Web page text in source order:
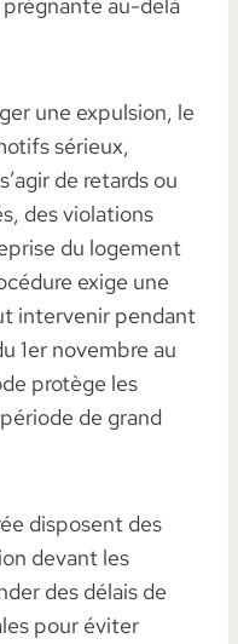
au-delà
une expulsion, le
sérieux,
de retards ou
des violations
du logement
exige une
intervenir pendant
1er novembre au
protège les
de grand
disposent des
devant les
des délais de
pour éviter